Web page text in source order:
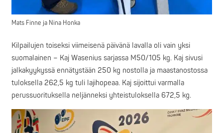
Mats Finne ja Nina Honka
Kilpailujen toiseksi viimeisenä päivänä lavalla oli vain yksi
suomalainen – Kaj Wasenius sarjassa M50/105 kg. Kaj sivusi
jalkakyykyssä ennätystään 250 kg nostolla ja maastanostossa
tuloksella 262,5 kg tuli lajihopeaa. Kaj sijoittui varmalla
perussuorituksella neljänneksi yhteistuloksella 672,5 kg.